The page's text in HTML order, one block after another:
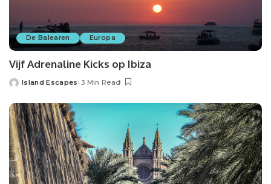
De Balearen Europa
Vijf Adrenaline Kicks op Ibiza
Posted
Island Escapes 3 Min Read